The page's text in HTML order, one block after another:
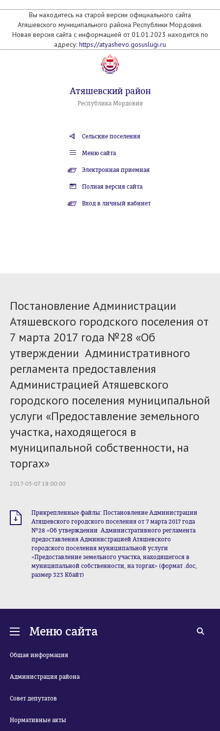
Вы находитесь на старой версии официального сайта
Атяшевского муниципального района Республики Мордовия.
Новая версия сайта с информацией от 01.01.2023 находится по
адресу: https://atyashevo.gosuslugi.ru
Атяшевский район
Республика Мордовия
Сельские поселения
Меню сайта
Электронная приемная
Полная версия сайта
Вход в личный кабинет
Постановление Администрации
Атяшевского городского поселения от
7 марта 2017 года №28 «Об
утверждении Административного
регламента предоставления
Администрацией Атяшевского
городского поселения муниципальной
услуги «Предоставление земельного
участка, находящегося в
муниципальной собственности, на
торгах»
2017-03-07 18:00:00
Прикрепленные файлы: Постановление Администрации
Атяшевского городского поселения от 7 марта 2017 года
№28 «Об утверждении Административного регламента
предоставления Администрацией Атяшевского
городского поселения муниципальной услуги
«Предоставление земельного участка, находящегося в
муниципальной собственности, на торгах» (формат .doc,
размер 323 Кбайт)
Меню сайта
Общая информация
Администрация района
Совет депутатов
Нормативные акты